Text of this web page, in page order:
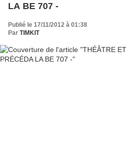
LA BE 707 -
Publié le 17/11/2012 à 01:38
Par TIMKIT